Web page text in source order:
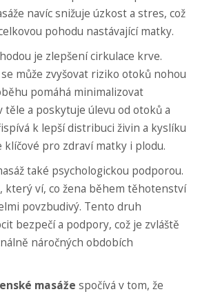
navíc snižuje úzkost a stres, což
pohodu nastávající matky.
je zlepšení cirkulace krve.
může zvyšovat riziko otoků nohou
pomáhá minimalizovat
těle a poskytuje úlevu od otoků a
k lepší distribuci živin a kyslíku
klíčové pro zdraví matky i plodu.
také psychologickou podporou.
který ví, co žena během těhotenství
povzbudivý. Tento druh
bezpečí a podpory, což je zvláště
náročných obdobích
masáže spočívá v tom, že